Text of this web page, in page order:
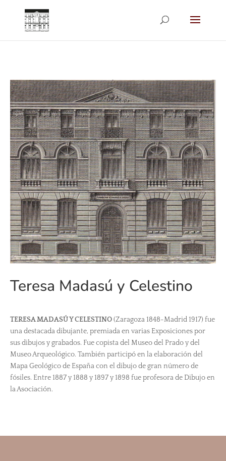
Teresa Madasú y Celestino
TERESA MADASÚ Y CELESTINO(Zaragoza 1848-Madrid 1917) fue
una destacada dibujante, premiada en varias Exposiciones por
sus dibujos y grabados. Fue copista del Museo del Prado y del
Museo Arqueológico. También participó en la elaboración del
Mapa Geológico de España con el dibujo de gran número de
fósiles. Entre 1887 y 1888 y 1897 y 1898 fue profesora de Dibujo en
la Asociación.